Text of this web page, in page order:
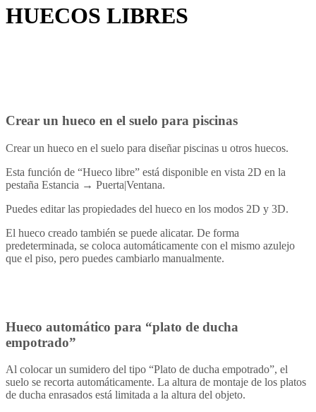
HUECOS LIBRES
Crear un hueco en el suelo para piscinas
Crear un hueco en el suelo para diseñar piscinas u otros huecos.
Esta función de “Hueco libre” está disponible en vista 2D en la
pestaña Estancia → Puerta|Ventana.
Puedes editar las propiedades del hueco en los modos 2D y 3D.
El hueco creado también se puede alicatar. De forma
predeterminada, se coloca automáticamente con el mismo azulejo
que el piso, pero puedes cambiarlo manualmente.
Hueco automático para “plato de ducha
empotrado”
Al colocar un sumidero del tipo “Plato de ducha empotrado”, el
suelo se recorta automáticamente. La altura de montaje de los platos
de ducha enrasados está limitada a la altura del objeto.